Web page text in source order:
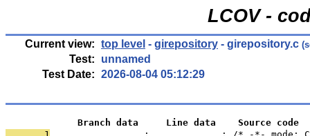
LCOV -
Current view: top level - girepository - girepository.c
Test:
unnamed
Test Date: 2026-08-04 05:12:29
             Branch data     Line data    Source code